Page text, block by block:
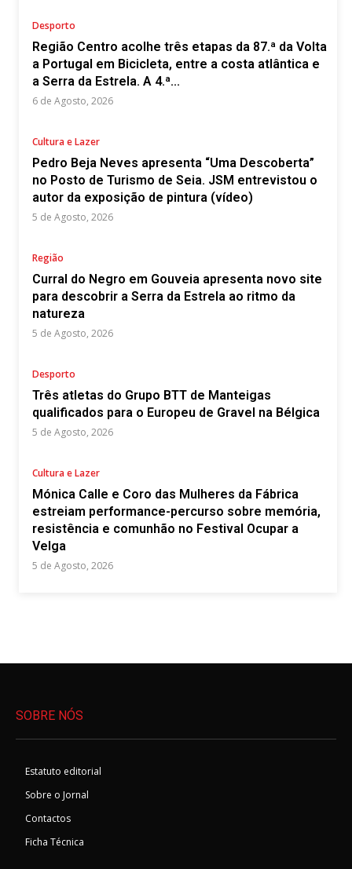
Desporto
Região Centro acolhe três etapas da 87.ª da Volta
a Portugal em Bicicleta, entre a costa atlântica e
a Serra da Estrela. A 4.ª...
6 de Agosto, 2026
Cultura e Lazer
Pedro Beja Neves apresenta “Uma Descoberta”
no Posto de Turismo de Seia. JSM entrevistou o
autor da exposição de pintura (vídeo)
5 de Agosto, 2026
Região
Curral do Negro em Gouveia apresenta novo site
para descobrir a Serra da Estrela ao ritmo da
natureza
5 de Agosto, 2026
Desporto
Três atletas do Grupo BTT de Manteigas
qualificados para o Europeu de Gravel na Bélgica
5 de Agosto, 2026
Cultura e Lazer
Mónica Calle e Coro das Mulheres da Fábrica
estreiam performance-percurso sobre memória,
resistência e comunhão no Festival Ocupar a
Velga
5 de Agosto, 2026
SOBRE NÓS
Estatuto editorial
Sobre o Jornal
Contactos
Ficha Técnica